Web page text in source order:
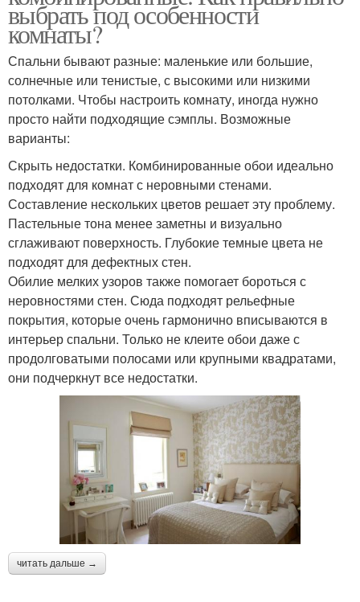
выбрать под особенности
комнаты?
Спальни бывают разные: маленькие или большие,
солнечные или тенистые, с высокими или низкими
потолками. Чтобы настроить комнату, иногда нужно
просто найти подходящие сэмплы. Возможные
варианты:
Скрыть недостатки. Комбинированные обои идеально
подходят для комнат с неровными стенами.
Составление нескольких цветов решает эту проблему.
Пастельные тона менее заметны и визуально
сглаживают поверхность. Глубокие темные цвета не
подходят для дефектных стен.
Обилие мелких узоров также помогает бороться с
неровностями стен. Сюда подходят рельефные
покрытия, которые очень гармонично вписываются в
интерьер спальни. Только не клеите обои даже с
продолговатыми полосами или крупными квадратами,
они подчеркнут все недостатки.
читать дальше →